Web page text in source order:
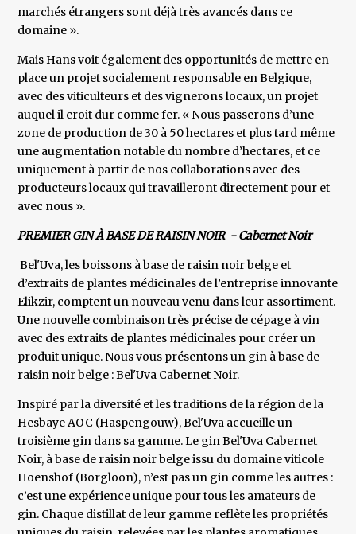
marchés étrangers sont déjà très avancés dans ce
domaine ».
Mais Hans voit également des opportunités de mettre en
place un projet socialement responsable en Belgique,
avec des viticulteurs et des vignerons locaux, un projet
auquel il croit dur comme fer. « Nous passerons d’une
zone de production de 30 à 50 hectares et plus tard même
une augmentation notable du nombre d’hectares, et ce
uniquement à partir de nos collaborations avec des
producteurs locaux qui travailleront directement pour et
avec nous ».
PREMIER GIN À BASE DE RAISIN NOIR - Cabernet Noir
Bel'Uva, les boissons à base de raisin noir belge et
d’extraits de plantes médicinales de l’entreprise innovante
Elikzir, comptent un nouveau venu dans leur assortiment.
Une nouvelle combinaison très précise de cépage à vin
avec des extraits de plantes médicinales pour créer un
produit unique. Nous vous présentons un gin à base de
raisin noir belge : Bel'Uva Cabernet Noir.
Inspiré par la diversité et les traditions de la région de la
Hesbaye AOC (Haspengouw), Bel'Uva accueille un
troisième gin dans sa gamme. Le gin Bel'Uva Cabernet
Noir, à base de raisin noir belge issu du domaine viticole
Hoenshof (Borgloon), n’est pas un gin comme les autres :
c’est une expérience unique pour tous les amateurs de
gin. Chaque distillat de leur gamme reflète les propriétés